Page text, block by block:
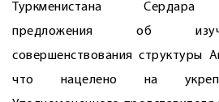
Туркменистана Сердара
предложения об
совершенствования структуры
что нацелено на